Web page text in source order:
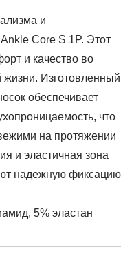
и
Core S 1P. Этот
и качество во
Изготовленный
обеспечивает
что
на протяжении
и эластичная зона
надежную фиксацию
5% эластан